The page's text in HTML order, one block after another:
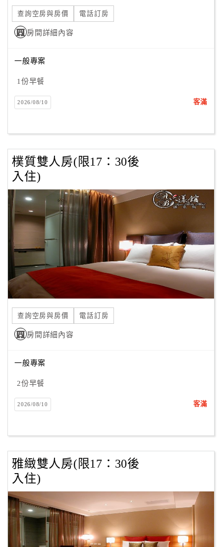
管
理
員
服
絡
單
Line
線
上
客
服
紅
利
查
詢
Q&A
訂
房
請
款
收
據
查詢空房與房價 電話訂房
房間詳細內容
一般專案
1份早餐
2026/08/10 客滿
樸質雙人房(限17：30後
入住)
查詢空房與房價 電話訂房
房間詳細內容
一般專案
2份早餐
2026/08/10 客滿
雅緻雙人房(限17：30後
入住)